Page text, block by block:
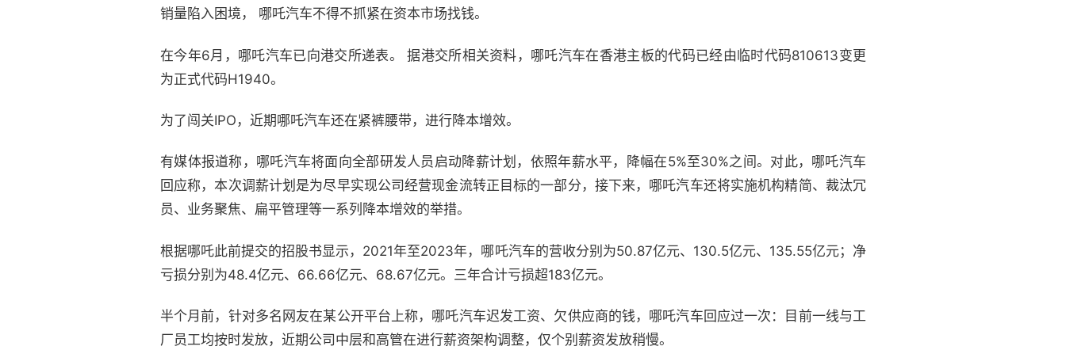
销量陷入困境， 哪吒汽车不得不抓紧在资本市场找钱。
在今年6月，哪吒汽车已向港交所递表。 据港交所相关资料，哪吒汽车在香港主板的代码已经由临时代码810613变更
为正式代码H1940。
为了闯关IPO，近期哪吒汽车还在紧裤腰带，进行降本增效。
有媒体报道称，哪吒汽车将面向全部研发人员启动降薪计划，依照年薪水平，降幅在5%至30%之间。对此，哪吒汽车
回应称，本次调薪计划是为尽早实现公司经营现金流转正目标的一部分，接下来，哪吒汽车还将实施机构精简、裁汰冗
员、业务聚焦、扁平管理等一系列降本增效的举措。
根据哪吒此前提交的招股书显示，2021年至2023年，哪吒汽车的营收分别为50.87亿元、130.5亿元、135.55亿元；净
亏损分别为48.4亿元、66.66亿元、68.67亿元。三年合计亏损超183亿元。
半个月前，针对多名网友在某公开平台上称，哪吒汽车迟发工资、欠供应商的钱，哪吒汽车回应过一次：目前一线与工
厂员工均按时发放，近期公司中层和高管在进行薪资架构调整，仅个别薪资发放稍慢。